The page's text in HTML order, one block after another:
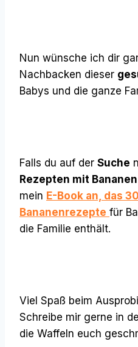
Nun wünsche ich dir
Nachbacken dieser
Babys und die ganze
Falls du auf der Suche
Rezepten mit Bananen
mein E-Book an, das
Bananenrezepte für
die Familie enthält.
Viel Spaß beim
Schreibe mir gerne in
die Waffeln euch